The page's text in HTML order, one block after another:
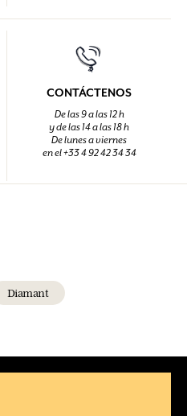
CONTÁCTENOS
De las 9 a las 12 h
y de las 14 a las 18 h
De lunes a viernes
en el +33 4 92 42 34 34
Diamant